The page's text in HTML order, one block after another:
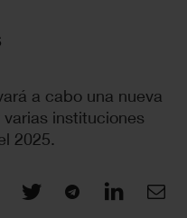
a cabo una nueva
instituciones
2025.